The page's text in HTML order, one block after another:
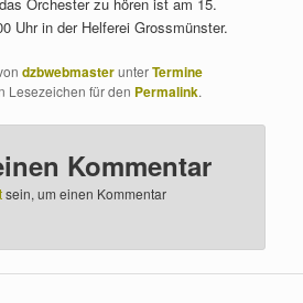
Uhr in der Helferei Grossmünster.
dzbwebmasterunterTermine
Lesezeichen für den Permalink.
Kommentar
sein, um einen Kommentar